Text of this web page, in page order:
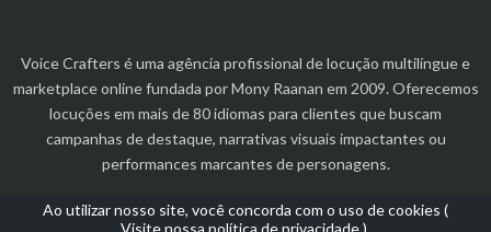
Ao utilizar nosso site, você concorda com o uso de cookies (
Visite nossa política de privacidade).
Voice Crafters é uma agência profissional de locução multilíngue e
marketplace online fundada por Mony Raanan em 2009. Oferecemos
locuções em mais de 80 idiomas para clientes que buscam
campanhas de destaque, narrativas visuais impactantes ou
performances marcantes de personagens.